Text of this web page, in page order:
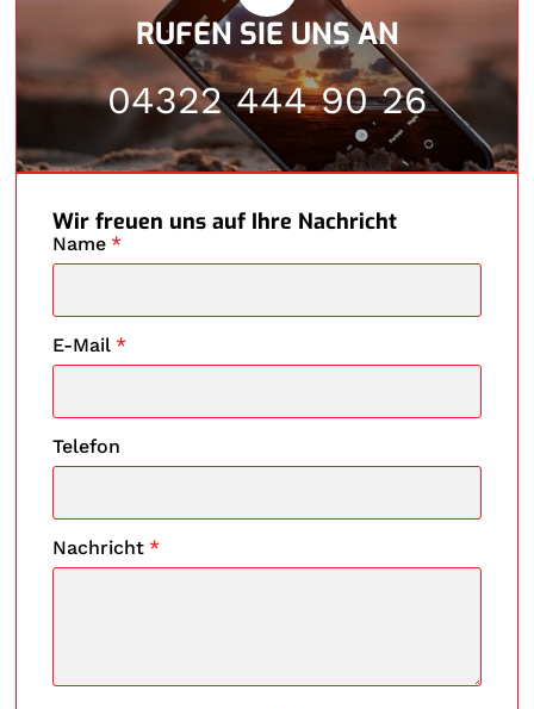
RUFEN SIE UNS AN
04322 444 90 26
Wir freuen uns auf Ihre Nachricht
Name *
E-Mail *
Telefon
Nachricht *